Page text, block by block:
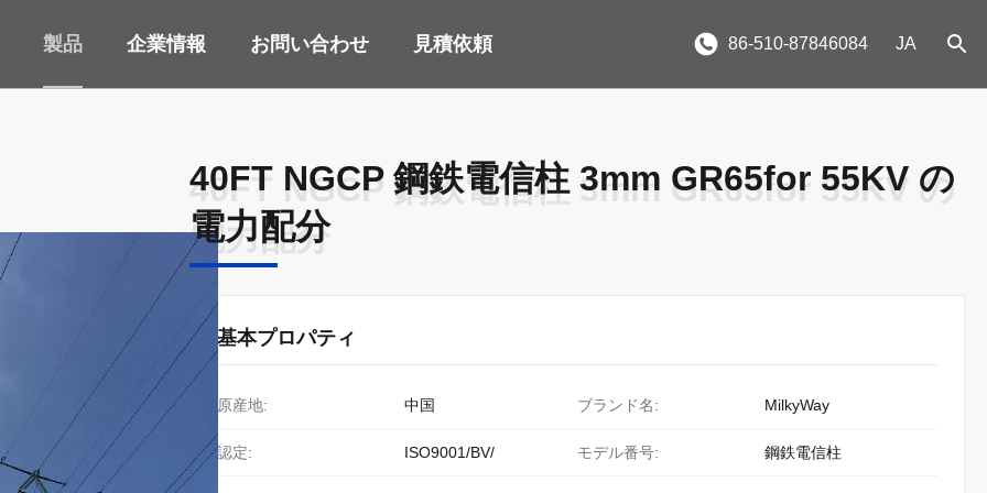
製品 企業情報 お問い合わせ 見積依頼 86-510-87846084 JA
40FT NGCP 鋼鉄電信柱 3mm GR65for 55KV の
電力配分
40FT NGCP 鋼鉄電信柱 3mm GR65for 55KV の
電力配分
基本プロパティ
原産地: 中国 ブランド名: MilkyWay
認定: ISO9001/BV/ モデル番号: 鋼鉄電信柱